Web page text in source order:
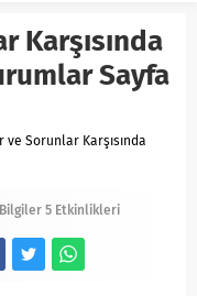
Karşısında
Sayfa
ve Sorunlar Karşısında
5 Etkinlikleri